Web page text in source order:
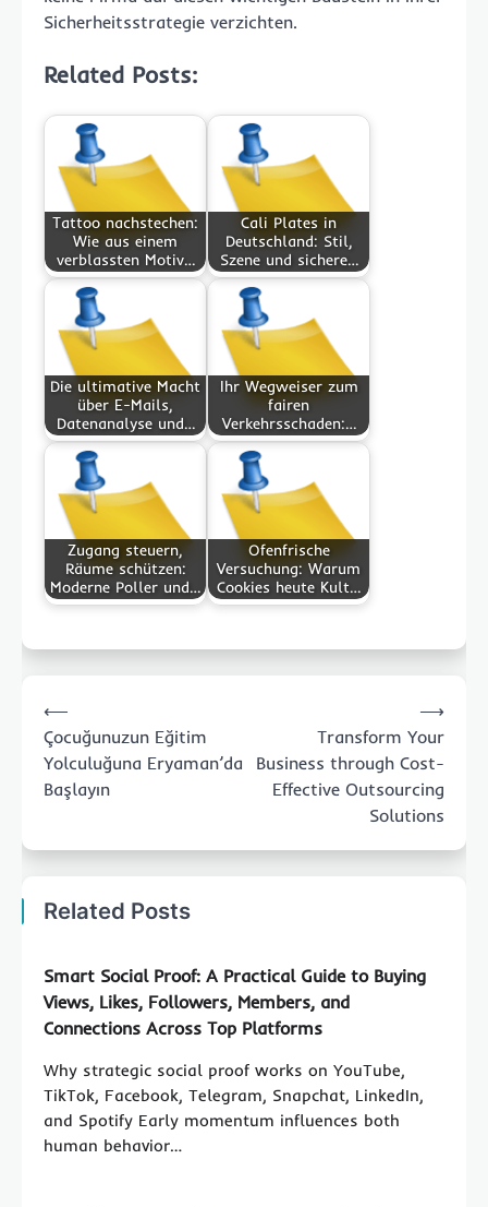
Sicherheitsstrategie verzichten.
Related Posts:
Tattoo nachstechen:
Wie aus einem
verblassten Motiv…
Cali Plates in
Deutschland: Stil,
Szene und sichere…
Die ultimative Macht
über E-Mails,
Datenanalyse und…
Ihr Wegweiser zum
fairen
Verkehrsschaden:…
Zugang steuern,
Räume schützen:
Moderne Poller und…
Ofenfrische
Versuchung: Warum
Cookies heute Kult…
navigation
⟵
Çocuğunuzun Eğitim
Yolculuğuna Eryaman’da
Başlayın
Transform Your
Business through Cost-
Effective Outsourcing
Solutions
⟶
Related Posts
Smart Social Proof: A Practical Guide to Buying
Views, Likes, Followers, Members, and
Connections Across Top Platforms
Why strategic social proof works on YouTube,
TikTok, Facebook, Telegram, Snapchat, LinkedIn,
and Spotify Early momentum influences both
human behavior…